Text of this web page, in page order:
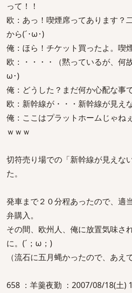
って！！
欧：あっ！喫煙席ってあります？
から(´･ω･)
俺：ほら！チケット買ったよ。喫
欧：・・・・（黙っているが、何
ω･)
俺：どうした？まだ何か心配な事
欧：新幹線が・・・新幹線が見え
俺：ここはプラットホームじゃね
ｗｗｗ
切符売り場での「新幹線が見えな
た。
発車まで２０分程あったので、適
弁購入。
その間、欧州人、俺に放置気味さ
に。(´；ω；)
（流石に五月蝿かったので、あえ
658 ：羊羹夜勤 ：2007/08/18(土)